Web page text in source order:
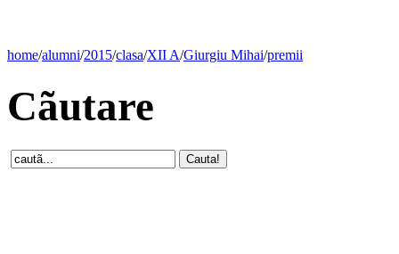
home/alumni/2015/clasa/XII A/Giurgiu Mihai/premii
Cãutare